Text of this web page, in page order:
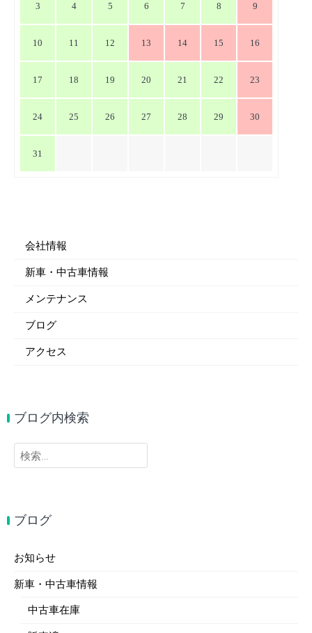
3 4 5 6 7 8 9
10 11 12 13 14 15 16
17 18 19 20 21 22 23
24 25 26 27 28 29 30
31
会社情報
新車・中古車情報
メンテナンス
ブログ
アクセス
ブログ内検索
検
索:
ブログ
お知らせ
新車・中古車情報
中古車在庫